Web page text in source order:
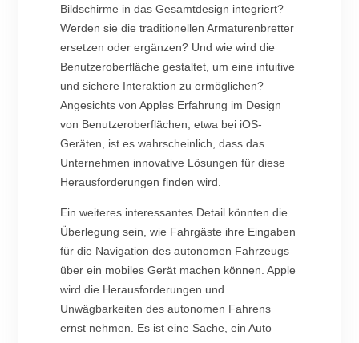
Bildschirme in das Gesamtdesign integriert?
Werden sie die traditionellen Armaturenbretter
ersetzen oder ergänzen? Und wie wird die
Benutzeroberfläche gestaltet, um eine intuitive
und sichere Interaktion zu ermöglichen?
Angesichts von Apples Erfahrung im Design
von Benutzeroberflächen, etwa bei iOS-
Geräten, ist es wahrscheinlich, dass das
Unternehmen innovative Lösungen für diese
Herausforderungen finden wird.
Ein weiteres interessantes Detail könnten die
Überlegung sein, wie Fahrgäste ihre Eingaben
für die Navigation des autonomen Fahrzeugs
über ein mobiles Gerät machen können. Apple
wird die Herausforderungen und
Unwägbarkeiten des autonomen Fahrens
ernst nehmen. Es ist eine Sache, ein Auto